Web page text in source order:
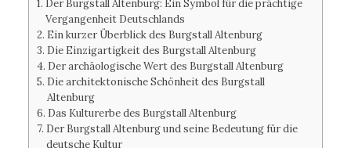
Der Burgstall Altenburg: Ein Symbol für die prächtige
Vergangenheit Deutschlands
Ein kurzer Überblick des Burgstall Altenburg
Die Einzigartigkeit des Burgstall Altenburg
Der archäologische Wert des Burgstall Altenburg
Die architektonische Schönheit des Burgstall
Altenburg
Das Kulturerbe des Burgstall Altenburg
Der Burgstall Altenburg und seine Bedeutung für die
deutsche Kultur